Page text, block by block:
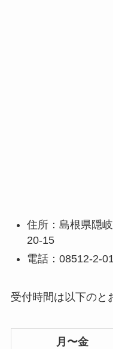
住所：島根県隠
20-15
電話：08512-2-
受付時間は以下のと
月〜金